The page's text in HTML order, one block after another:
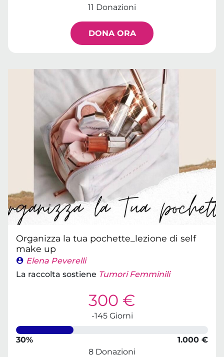
11 Donazioni
DONA ORA
Organizza la tua pochette_lezione di self
make up
Elena Peverelli
La raccolta sostiene Tumori Femminili
300 €
-145 Giorni
30%
1.000 €
8 Donazioni